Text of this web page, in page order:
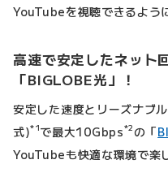
YouTubeを視聴できるよう
高速で安定したネット
「BIGLOBE光」！
安定した速度とリーズナブ
式)*1で最大10Gbps*2の「
YouTubeも快適な環境で楽